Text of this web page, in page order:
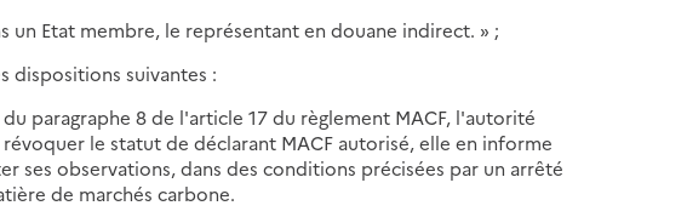
un Etat membre, le représentant en douane indirect. » ;
dispositions suivantes :
paragraphe 8 de l'article 17 du règlement MACF, l'autorité
le statut de déclarant MACF autorisé, elle en informe
ses observations, dans des conditions précisées par un arrêté
de marchés carbone.